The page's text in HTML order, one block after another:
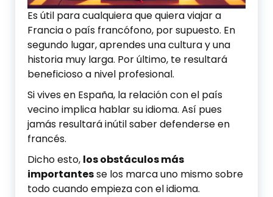
Es útil para cualquiera que quiera viajar a
Francia o país francófono, por supuesto. En
segundo lugar, aprendes una cultura y una
historia muy larga. Por último, te resultará
beneficioso a nivel profesional.
Si vives en España, la relación con el país
vecino implica hablar su idioma. Así pues
jamás resultará inútil saber defenderse en
francés.
Dicho esto, los obstáculos más
importantesse los marca uno mismo sobre
todo cuando empieza con el idioma.